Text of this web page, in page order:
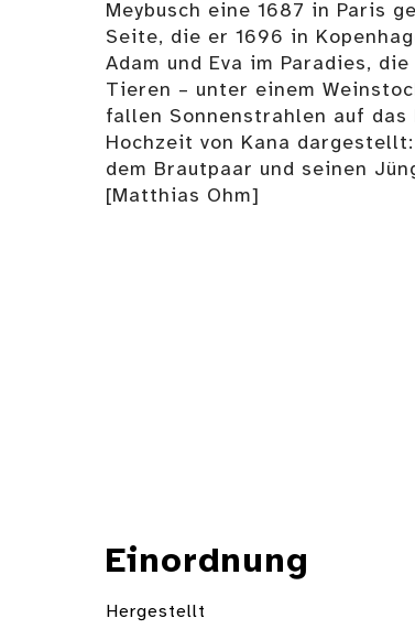
Meybusch eine 1687 in Paris
Seite, die er 1696 in
Adam und Eva im Paradies,
Tieren – unter einem
fallen Sonnenstrahlen auf das
Hochzeit von Kana
dem Brautpaar und seinen
[Matthias Ohm]
Einordnung
Hergestellt